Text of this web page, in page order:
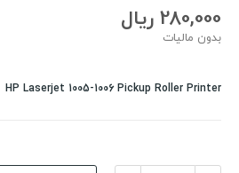
280,000 ریال
بدون مالیات
HP Laserjet 1005-1006 Pickup Roller Printer